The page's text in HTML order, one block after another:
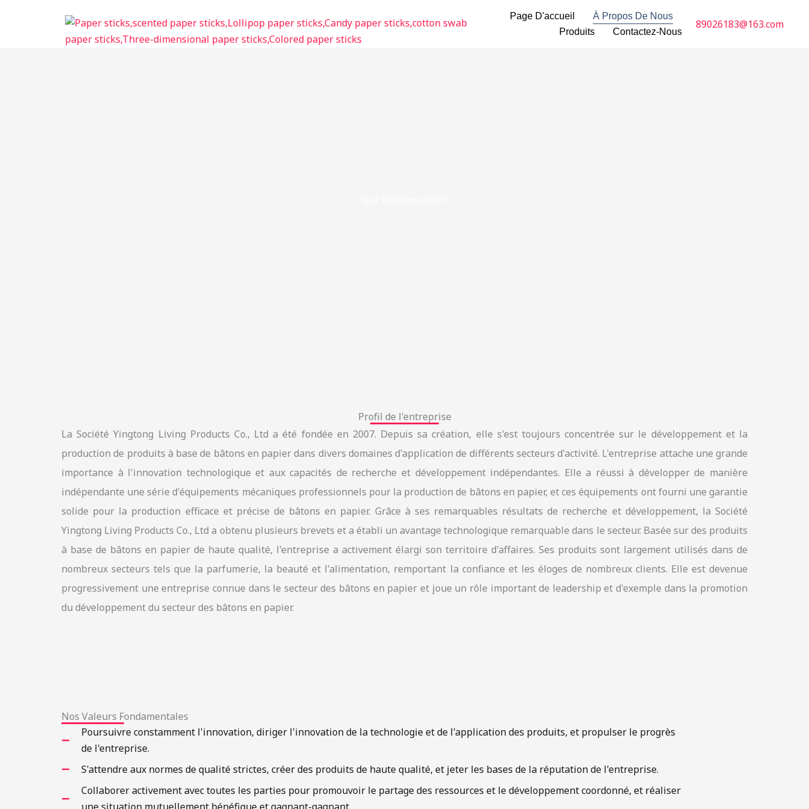
Page D'accueil
À Propos De Nous
Produits
Contactez-Nous
89026183@163.com
Profil de l'entreprise
La Société Yingtong Living Products Co., Ltd a été fondée en 2007. Depuis sa création, elle s'est toujours concentrée sur le développement et la
production de produits à base de bâtons en papier dans divers domaines d'application de différents secteurs d'activité. L'entreprise attache une grande
importance à l'innovation technologique et aux capacités de recherche et développement indépendantes. Elle a réussi à développer de manière
indépendante une série d'équipements mécaniques professionnels pour la production de bâtons en papier, et ces équipements ont fourni une garantie
solide pour la production efficace et précise de bâtons en papier. Grâce à ses remarquables résultats de recherche et développement, la Société
Yingtong Living Products Co., Ltd a obtenu plusieurs brevets et a établi un avantage technologique remarquable dans le secteur. Basée sur des produits
à base de bâtons en papier de haute qualité, l'entreprise a activement élargi son territoire d'affaires. Ses produits sont largement utilisés dans de
nombreux secteurs tels que la parfumerie, la beauté et l'alimentation, remportant la confiance et les éloges de nombreux clients. Elle est devenue
progressivement une entreprise connue dans le secteur des bâtons en papier et joue un rôle important de leadership et d'exemple dans la promotion
du développement du secteur des bâtons en papier.
Nos Valeurs Fondamentales
Poursuivre constamment l'innovation, diriger l'innovation de la technologie et de l'application des produits, et propulser le progrès
de l'entreprise.
S'attendre aux normes de qualité strictes, créer des produits de haute qualité, et jeter les bases de la réputation de l'entreprise.
Collaborer activement avec toutes les parties pour promouvoir le partage des ressources et le développement coordonné, et réaliser
une situation mutuellement bénéfique et gagnant-gagnant.